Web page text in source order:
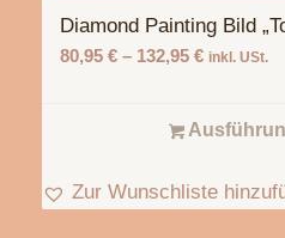
Diamond Painting Bild
80,95 €– 132,95 € inkl. USt.
Zur Wunschliste